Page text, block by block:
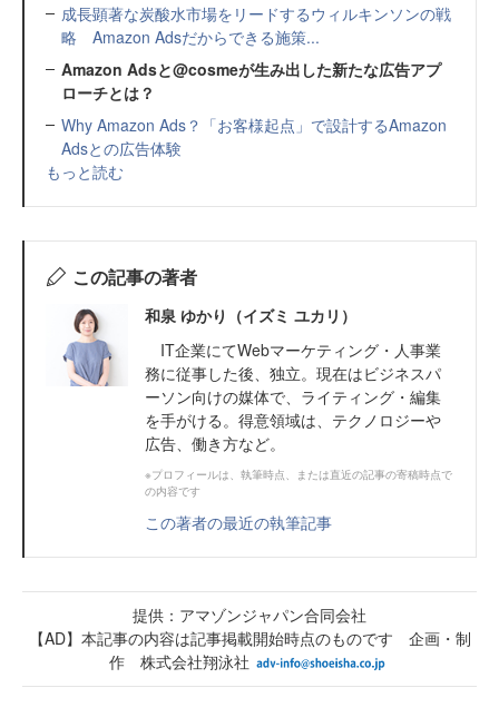
成長顕著な炭酸水市場をリードするウィルキンソンの戦
略 Amazon Adsだからできる施策...
Amazon Adsと@cosmeが生み出した新たな広告アプ
ローチとは？
Why Amazon Ads？「お客様起点」で設計するAmazon
Adsとの広告体験
もっと読む
この記事の著者
和泉 ゆかり（イズミ ユカリ）
IT企業にてWebマーケティング・人事業
務に従事した後、独立。現在はビジネスパ
ーソン向けの媒体で、ライティング・編集
を手がける。得意領域は、テクノロジーや
広告、働き方など。
※プロフィールは、執筆時点、または直近の記事の寄稿時点で
の内容です
この著者の最近の執筆記事
提供：アマゾンジャパン合同会社
【AD】本記事の内容は記事掲載開始時点のものです 企画・制
作 株式会社翔泳社